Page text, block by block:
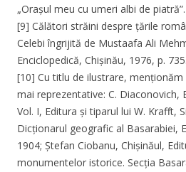
„Orașul meu cu umeri albi de piatră”.
[9] Călători străini despre țările
Celebi îngrijită de Mustaafa Ali
Enciclopedică, Chișinău, 1976, p. 735.
[10] Cu titlu de ilustrare, menționăm
mai reprezentative: C. Diaconovich,
Vol. I, Editura și tiparul lui W. Krafft,
Dicționarul geografic al Basarabiei,
1904; Ștefan Ciobanu, Chișinăul,
monumentelor istorice. Secția